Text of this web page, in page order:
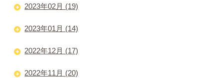
2023年02月 (19)
2023年01月 (14)
2022年12月 (17)
2022年11月 (20)